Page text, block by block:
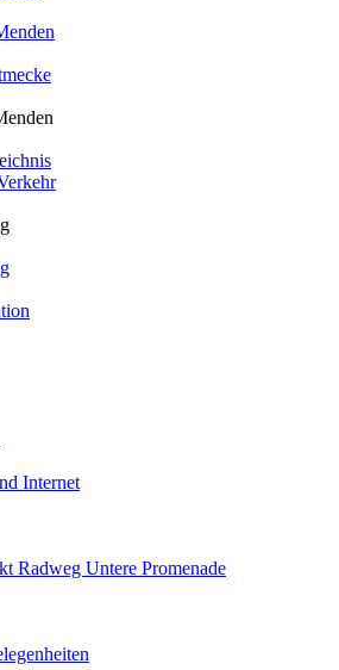
Internet
Radweg Untere Promenade